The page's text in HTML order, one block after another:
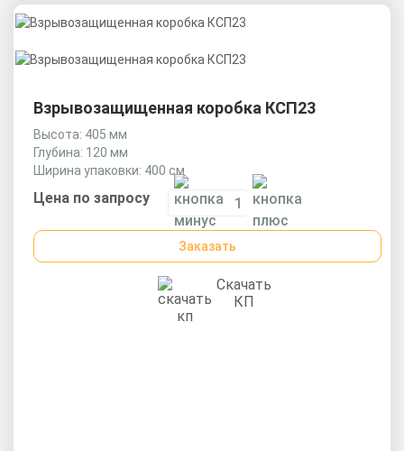
Взрывозащищенная коробка КСП23
Высота: 405 мм
Глубина: 120 мм
Ширина упаковки: 400 см
Цена по запросу
Заказать
Скачать
КП